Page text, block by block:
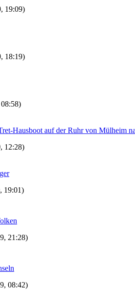
19:09)
18:19)
Hausboot auf der Ruhr von Mülheim
12:28)
19:01)
21:28)
08:42)